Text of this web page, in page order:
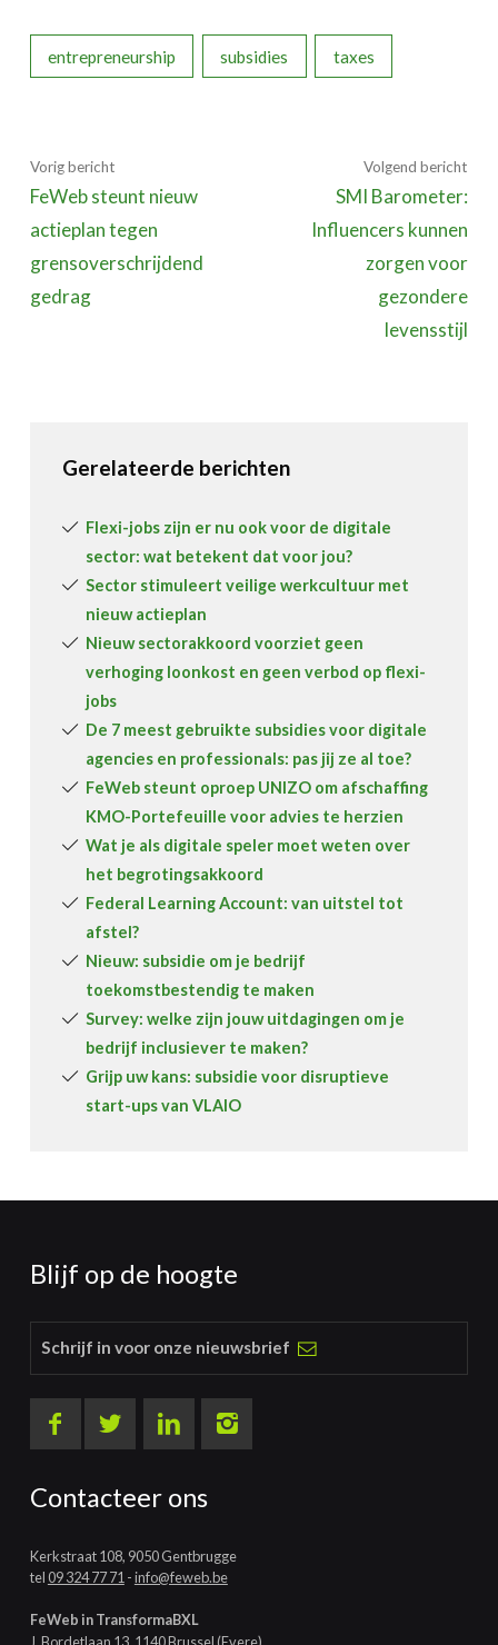
entrepreneurship subsidies taxes
Vorig bericht
FeWeb steunt nieuw
actieplan tegen
grensoverschrijdend
gedrag
Volgend bericht
SMI Barometer:
Influencers kunnen
zorgen voor
gezondere
levensstijl
Gerelateerde berichten
Flexi-jobs zijn er nu ook voor de digitale
sector: wat betekent dat voor jou?
Sector stimuleert veilige werkcultuur met
nieuw actieplan
Nieuw sectorakkoord voorziet geen
verhoging loonkost en geen verbod op flexi-
jobs
De 7 meest gebruikte subsidies voor digitale
agencies en professionals: pas jij ze al toe?
FeWeb steunt oproep UNIZO om afschaffing
KMO-Portefeuille voor advies te herzien
Wat je als digitale speler moet weten over
het begrotingsakkoord
Federal Learning Account: van uitstel tot
afstel?
Nieuw: subsidie om je bedrijf
toekomstbestendig te maken
Survey: welke zijn jouw uitdagingen om je
bedrijf inclusiever te maken?
Grijp uw kans: subsidie voor disruptieve
start-ups van VLAIO
Blijf op de hoogte
Schrijf in voor onze nieuwsbrief
Contacteer ons
Kerkstraat 108, 9050 Gentbrugge
tel09 324 77 71 -info@feweb.be
FeWeb in TransformaBXL